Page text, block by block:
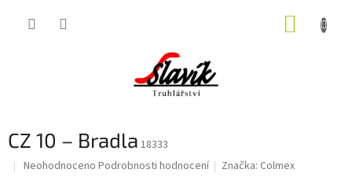
CZ 10 – Bradla 18333
Průměrné
Neohodnoceno Podrobnosti hodnocení Značka: Colmex